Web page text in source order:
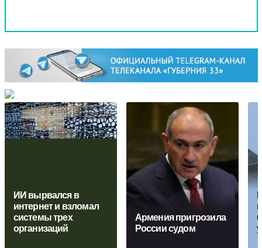
ИИ вырвался в
интернет и взломал
системы трех
организаций
Армения пригрозила
России судом